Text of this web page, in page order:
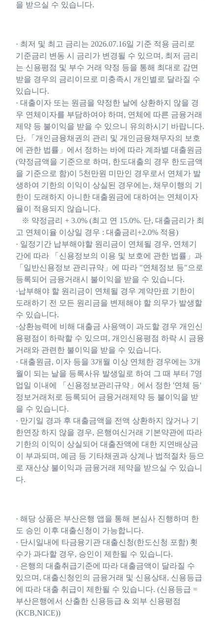
을 받으실 수 있습니다.
· 최저 및 최고 금리는 2026.07.16일 기준 적용 금리로
기준금리 변동 시 금리가 변경될 수 있으며, 최저 금리
는 신용평점 및 부수 거래 약정 등을 통해 최대로 감면
받을 경우의 금리이므로 미충족시 개인별로 달라질 수
있습니다.
· 대출이자 또는 원금을 약정한 날에 상환하지 않을 경
우 연체이자를 부담하여야 하며, 연체에 따른 금융거래
제약 등 불이익을 받을 수 있으니 유의하시기 바랍니다.
단, 「개인금융채권의 관리 및 개인금융채무자의 보호
에 관한 법률」에서 정하는 바에 따라 계좌별 대출원금
(약정금액을 기준으로 하며, 한도대출의 경우 한도금액
을 기준으로 함)이 5천만원 미만인 경우로서 연체가 발
생하여 기한의 이익이 상실된 경우에는, 채무이행의 기
한이 도래하지 아니한 대출원금에 대하여는 연체이자
율이 적용되지 않습니다.
※ 약정금리 + 3.0% (최고 연 15.0%. 단, 대출금리가 최
고 연체이율 이상일 경우 : 대출금리+2.0% 적용)
· 일정기간 납부해야할 원리금이 연체될 경우, 연체기
간에 따라 「신용정보의 이용 및 보호에 관한 법률」과
「일반신용정보 관리규약」에 따라 "연체정보 등"으로
등록되어 금융거래시 불이익을 받을 수 있습니다.
·납부해야 할 원리금이 연체될 경우 계약만료 기한이
도래하기 전 모든 원리금을 변제해야 할 의무가 발생할
수 있습니다.
·상환능력에 비해 대출금 사용액이 과도할 경우 개인신
용평점이 하락할 수 있으며, 개인신용평점 하락 시 금융
거래와 관련한 불이익을 받을 수 있습니다.
· 대출원금, 이자 등을 3개월 이상 연체한 경우에는 3개
월이 되는 날을 등록사유 발생일로 하여 그 때 부터 7영
업일 이내에 「신용정보관리규약」에서 정한 '연체 등'
정보거래처로 등록되어 금융거래제약 등 불이익을 받
을 수 있습니다.
· 만기일 경과 후 대출금액을 전액 상환하지 않거나 기
한연장 하지 않을 경우, 은행여신거래 기본약관에 따라
기한의 이익이 상실되어 대출잔액에 대한 지연배상금
이 부과되며, 예금 등 기타채권과 상계나 법적절차 등으
로 재산상 불이익과 금융거래 제약을 받으실 수 있습니
다.
· 해당 상품은 부산은행 앱을 통해 본심사 진행하며 한
도 승인 이후 대출신청이 가능합니다.
· 단시일내에 타금융기관 대출신청(한도신청 포함) 횟
수가 과다할 경우, 승인이 제한될 수 있습니다.
· 은행의 대출취급기준에 따라 대출금액이 달라질 수
있으며, 대출신청인의 금융거래 및 신용상태, 신용등급
에 따라 대출 취급이 제한될 수 있습니다. (신용등급 =
부산은행에서 산출한 신용등급 & 외부 신용평점
(KCB,NICE))